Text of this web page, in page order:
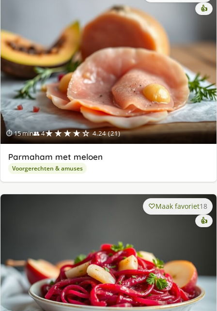
⏱ 15 min👥 4★★★★☆ 4.24 (21)
👍
Parmaham met meloen
Voorgerechten & amuses
Maak favoriet18
👍